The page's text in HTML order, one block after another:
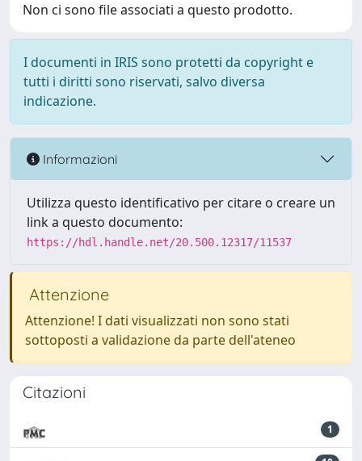
Non ci sono file associati a questo prodotto.
I documenti in IRIS sono protetti da copyright e
tutti i diritti sono riservati, salvo diversa
indicazione.
Informazioni
Utilizza questo identificativo per citare o creare un
link a questo documento:
https://hdl.handle.net/20.500.12317/11537
Attenzione
Attenzione! I dati visualizzati non sono stati
sottoposti a validazione da parte dell'ateneo
Citazioni
1